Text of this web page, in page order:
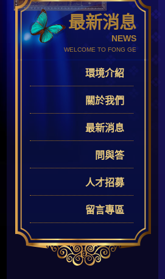
最新消息
NEWS
WELCOME TO FONG GE
環境介紹
關於我們
最新消息
問與答
人才招募
留言專區